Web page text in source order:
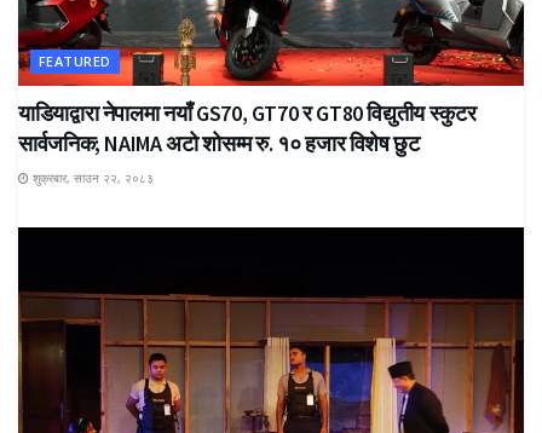
FEATURED
याडियाद्वारा नेपालमा नयाँ GS70, GT70 र GT80 विद्युतीय स्कुटर
सार्वजनिक; NAIMA अटो शोसम्म रु. १० हजार विशेष छुट
शुक्रबार, साउन २२, २०८३